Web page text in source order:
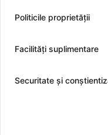
Politicile proprietății
Facilităţi suplimentare
Securitate și